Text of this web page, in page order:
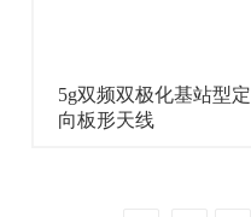
5g双频双极化基站型定
向板形天线